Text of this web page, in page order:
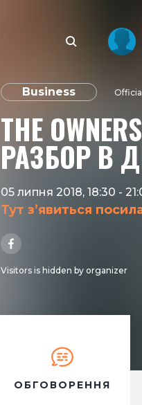
Business
THE
РАЗБОР В
05 липня 2018, 18:30 -
Тут з’явиться
Visitors is hidden by organizer
ОБГОВОРЕННЯ